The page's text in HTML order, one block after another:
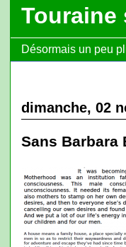
Touraine
Désormais un peu
dimanche, 02
Sans Barbara